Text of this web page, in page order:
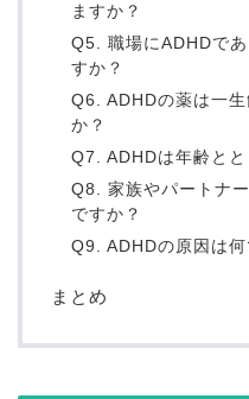
ますか？
Q5. 職場にADHDで
すか？
Q6. ADHDの薬は一
か？
Q7. ADHDは年齢と
Q8. 家族やパートナ
ですか？
Q9. ADHDの原因は何
まとめ